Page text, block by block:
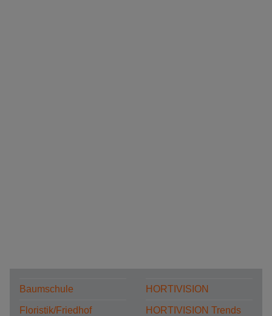
Baumschule
Floristik/Friedhof
HORTIVISION
HORTIVISION Trends